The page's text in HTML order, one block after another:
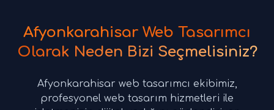
Afyonkarahisar Web Tasarımcı
Olarak Neden Bizi Seçmelisiniz?
Afyonkarahisar web tasarımcı ekibimiz,
profesyonel web tasarım hizmetleri ile